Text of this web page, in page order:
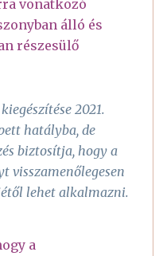
vonatkozó
álló és
részesülő
2021.
hatályba, de
biztosítja, hogy a
visszamenőlegesen
lehet alkalmazni.
a